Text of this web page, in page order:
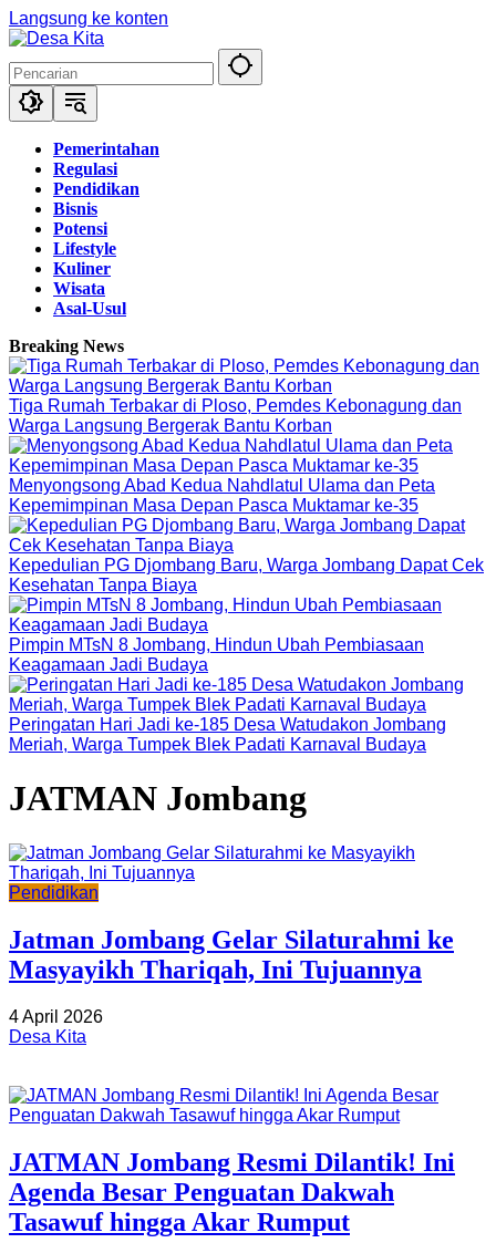
Langsung ke konten
Pemerintahan
Regulasi
Pendidikan
Bisnis
Potensi
Lifestyle
Kuliner
Wisata
Asal-Usul
Breaking News
Tiga Rumah Terbakar di Ploso, Pemdes Kebonagung dan
Warga Langsung Bergerak Bantu Korban
Menyongsong Abad Kedua Nahdlatul Ulama dan Peta
Kepemimpinan Masa Depan Pasca Muktamar ke-35
Kepedulian PG Djombang Baru, Warga Jombang Dapat Cek
Kesehatan Tanpa Biaya
Pimpin MTsN 8 Jombang, Hindun Ubah Pembiasaan
Keagamaan Jadi Budaya
Peringatan Hari Jadi ke-185 Desa Watudakon Jombang
Meriah, Warga Tumpek Blek Padati Karnaval Budaya
JATMAN Jombang
Pendidikan
Jatman Jombang Gelar Silaturahmi ke
Masyayikh Thariqah, Ini Tujuannya
4 April 2026
Desa Kita
JATMAN Jombang Resmi Dilantik! Ini
Agenda Besar Penguatan Dakwah
Tasawuf hingga Akar Rumput